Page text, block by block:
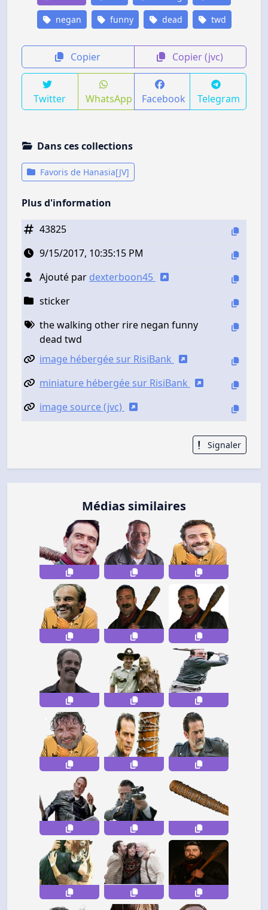
negan funny dead twd
Copier Copier (jvc)
Twitter WhatsApp Facebook Telegram
Dans ces collections
Favoris de Hanasia[JV]
Plus d'information
43825
9/15/2017, 10:35:15 PM
Ajouté par dexterboon45
sticker
the walking other rire negan funny
dead twd
image hébergée sur RisiBank
miniature hébergée sur RisiBank
image source (jvc)
Signaler
Médias similaires